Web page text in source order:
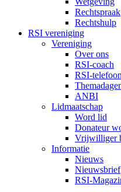
Rechtspraak
Rechtshulp
RSI vereniging
Vereniging
Over ons
RSI-coach
RSI-
ANBI
Lidmaatschap
Word lid
Donateur
Vrijwilliger
Informatie
Nieuws
Nieuwsbrief
RSI-